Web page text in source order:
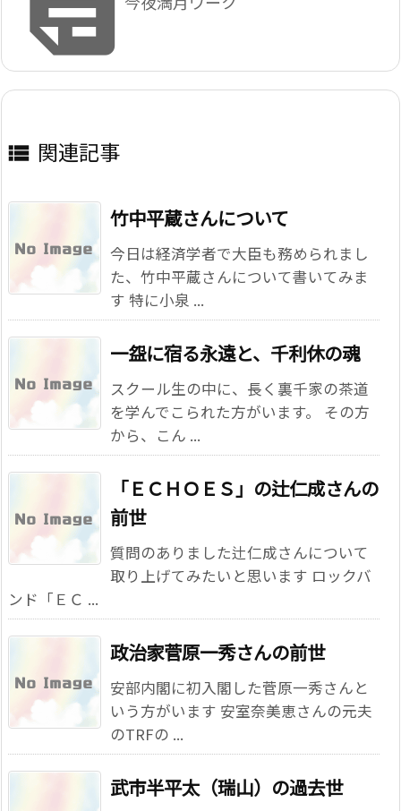
 関連記事
竹中平蔵さんについて
今日は経済学者で大臣も務められまし
た、竹中平蔵さんについて書いてみま
す 特に小泉 ...
一盌に宿る永遠と、千利休の魂
スクール生の中に、長く裏千家の茶道
を学んでこられた方がいます。 その方
から、こん ...
「ＥＣＨＯＥＳ」の辻仁成さんの
前世
質問のありました辻仁成さんについて
取り上げてみたいと思います ロックバ
ンド「ＥＣ ...
政治家菅原一秀さんの前世
安部内閣に初入閣した菅原一秀さんと
いう方がいます 安室奈美恵さんの元夫
のTRFの ...
武市半平太（瑞山）の過去世